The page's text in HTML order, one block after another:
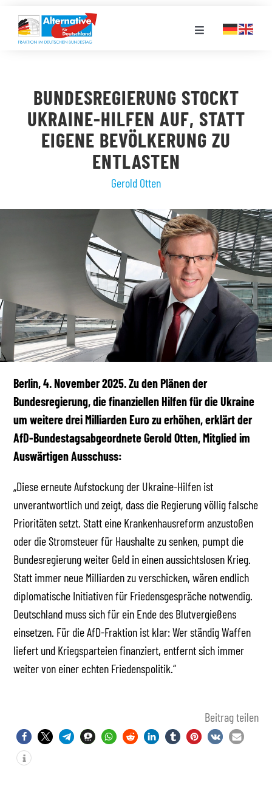
Inhalt
springen
Toggle
LANDESGRUPPEN
VERANSTALTUNGEN
BUNDESREGIERUNG STOCKT
UKRAINE-HILFEN AUF, STATT
EIGENE BEVÖLKERUNG ZU
ENTLASTEN
Gerold Otten
Berlin, 4. November 2025. Zu den Plänen der
Bundesregierung, die finanziellen Hilfen für die Ukraine
um weitere drei Milliarden Euro zu erhöhen, erklärt der
AfD-Bundestagsabgeordnete Gerold Otten, Mitglied im
Auswärtigen Ausschuss:
„Diese erneute Aufstockung der Ukraine-Hilfen ist
unverantwortlich und zeigt, dass die Regierung völlig falsche
Prioritäten setzt. Statt eine Krankenhausreform anzustoßen
oder die Stromsteuer für Haushalte zu senken, pumpt die
Bundesregierung weiter Geld in einen aussichtslosen Krieg.
Statt immer neue Milliarden zu verschicken, wären endlich
diplomatische Initiativen für Friedensgespräche notwendig.
Deutschland muss sich für ein Ende des Blutvergießens
einsetzen. Für die AfD-Fraktion ist klar: Wer ständig Waffen
liefert und Kriegsparteien finanziert, entfernt sich immer
weiter von einer echten Friedenspolitik.“
Beitrag teilen